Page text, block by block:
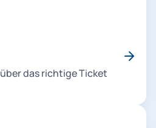
das richtige Ticket